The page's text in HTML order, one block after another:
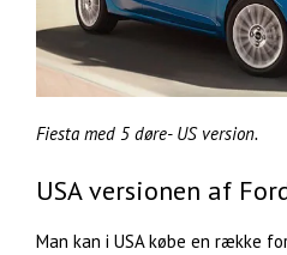
Fiesta med 5 døre- US version.
USA versionen af
Man kan i USA købe en række